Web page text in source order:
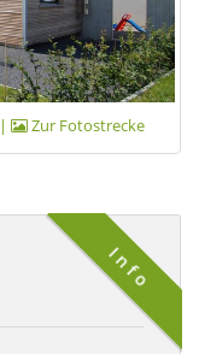
| Zur Fotostrecke
Info